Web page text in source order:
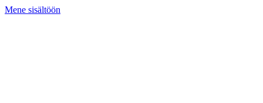
Mene sisältöön